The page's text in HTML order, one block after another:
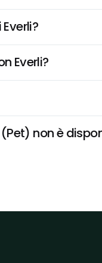
Everli?
non è